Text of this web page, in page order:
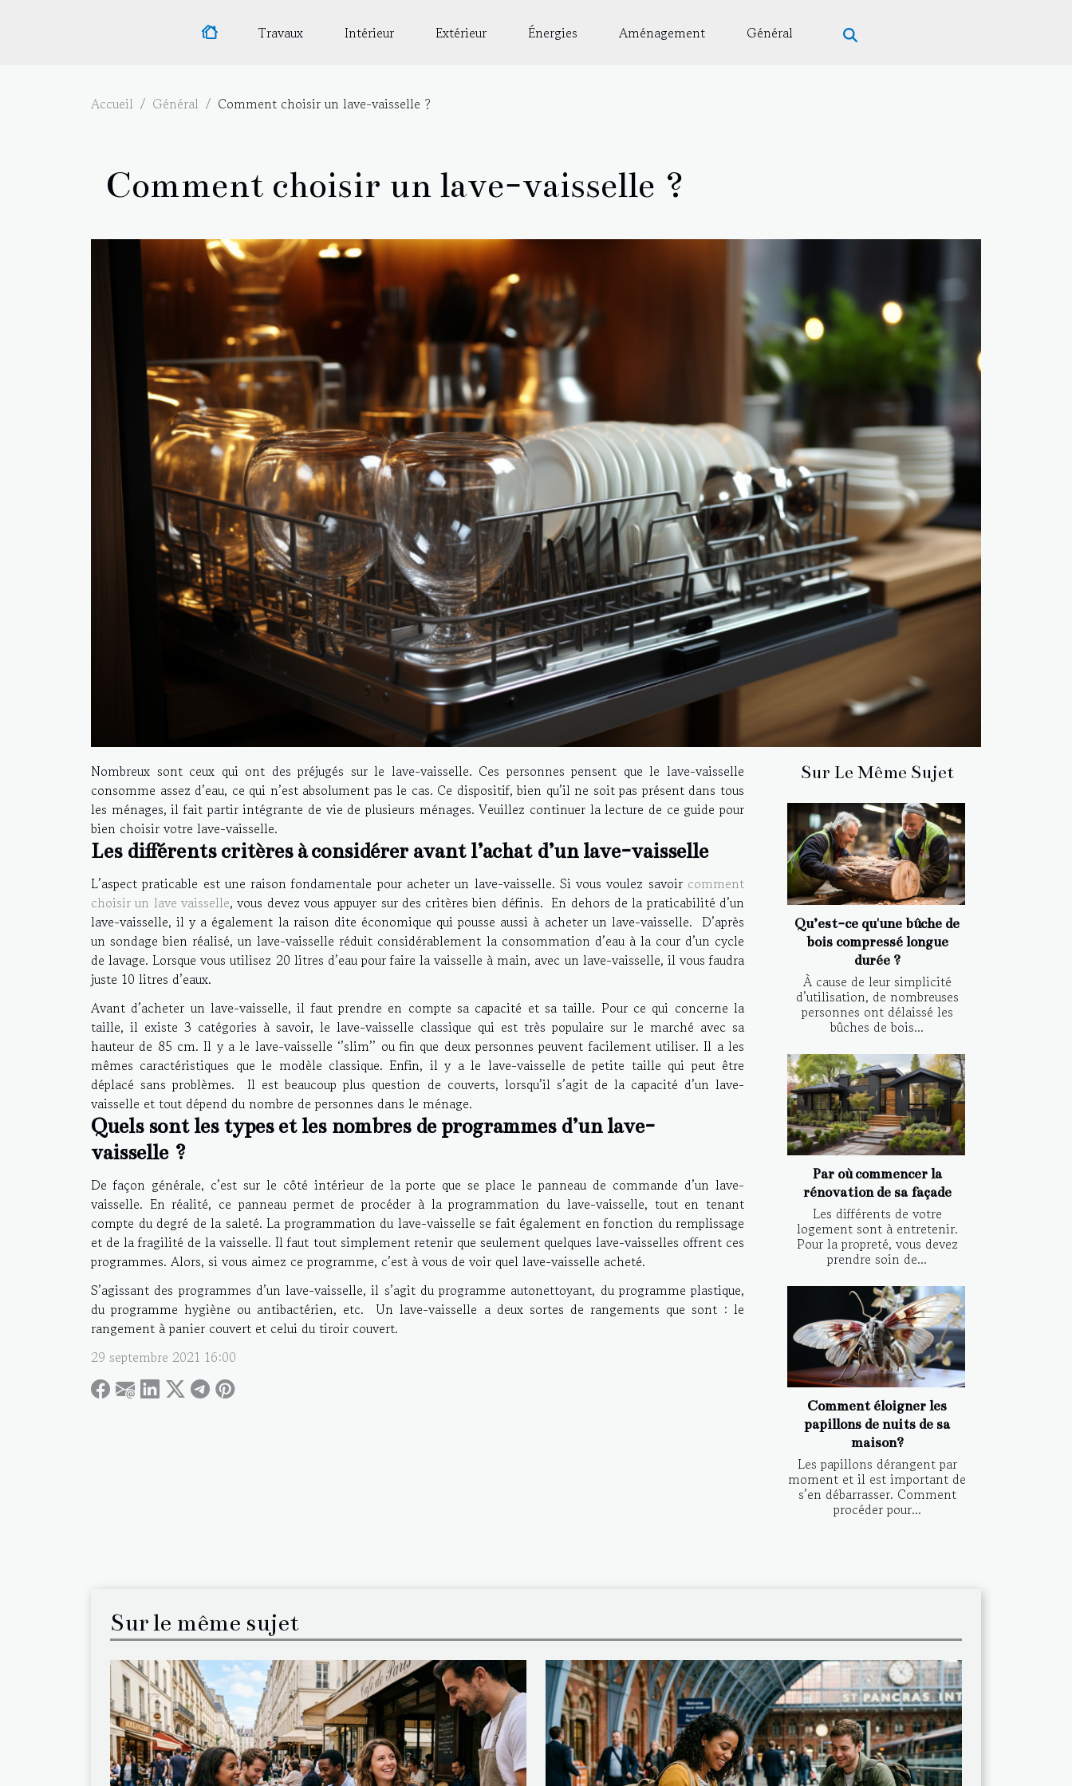
Travaux Intérieur Extérieur Énergies Aménagement Général
Accueil Général Comment choisir un lave-vaisselle ?
Comment choisir un lave-vaisselle ?
Nombreux sont ceux qui ont des préjugés sur le lave-vaisselle. Ces personnes pensent que le lave-vaisselle
consomme assez d’eau, ce qui n’est absolument pas le cas. Ce dispositif, bien qu’il ne soit pas présent dans tous
les ménages, il fait partir intégrante de vie de plusieurs ménages. Veuillez continuer la lecture de ce guide pour
bien choisir votre lave-vaisselle.
Les différents critères à considérer avant l’achat d’un lave-vaisselle
L’aspect praticable est une raison fondamentale pour acheter un lave-vaisselle. Si vous voulez savoir comment
choisir un lave vaisselle, vous devez vous appuyer sur des critères bien définis. En dehors de la praticabilité d’un
lave-vaisselle, il y a également la raison dite économique qui pousse aussi à acheter un lave-vaisselle. D’après
un sondage bien réalisé, un lave-vaisselle réduit considérablement la consommation d’eau à la cour d’un cycle
de lavage. Lorsque vous utilisez 20 litres d’eau pour faire la vaisselle à main, avec un lave-vaisselle, il vous faudra
juste 10 litres d’eaux.
Avant d’acheter un lave-vaisselle, il faut prendre en compte sa capacité et sa taille. Pour ce qui concerne la
taille, il existe 3 catégories à savoir, le lave-vaisselle classique qui est très populaire sur le marché avec sa
hauteur de 85 cm. Il y a le lave-vaisselle ‘’slim’’ ou fin que deux personnes peuvent facilement utiliser. Il a les
mêmes caractéristiques que le modèle classique. Enfin, il y a le lave-vaisselle de petite taille qui peut être
déplacé sans problèmes. Il est beaucoup plus question de couverts, lorsqu’il s’agit de la capacité d’un lave-
vaisselle et tout dépend du nombre de personnes dans le ménage.
Quels sont les types et les nombres de programmes d’un lave-
vaisselle ?
De façon générale, c’est sur le côté intérieur de la porte que se place le panneau de commande d’un lave-
vaisselle. En réalité, ce panneau permet de procéder à la programmation du lave-vaisselle, tout en tenant
compte du degré de la saleté. La programmation du lave-vaisselle se fait également en fonction du remplissage
et de la fragilité de la vaisselle. Il faut tout simplement retenir que seulement quelques lave-vaisselles offrent ces
programmes. Alors, si vous aimez ce programme, c’est à vous de voir quel lave-vaisselle acheté.
S’agissant des programmes d’un lave-vaisselle, il s’agit du programme autonettoyant, du programme plastique,
du programme hygiène ou antibactérien, etc. Un lave-vaisselle a deux sortes de rangements que sont : le
rangement à panier couvert et celui du tiroir couvert.
29 septembre 2021 16:00
Sur Le Même Sujet
Qu’est-ce qu'une bûche de
bois compressé longue
durée ?
À cause de leur simplicité
d’utilisation, de nombreuses
personnes ont délaissé les
bûches de bois...
Par où commencer la
rénovation de sa façade
Les différents de votre
logement sont à entretenir.
Pour la propreté, vous devez
prendre soin de...
Comment éloigner les
papillons de nuits de sa
maison?
Les papillons dérangent par
moment et il est important de
s’en débarrasser. Comment
procéder pour...
Sur le même sujet